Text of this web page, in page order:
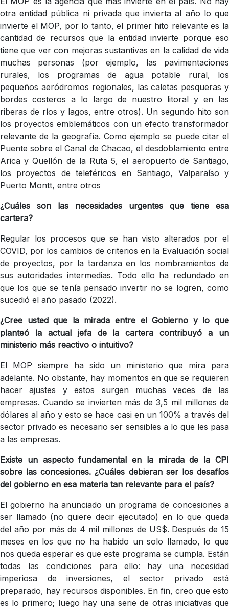
otra entidad pública ni privada que invierta al año lo que
invierte el MOP, por lo tanto, el primer hito relevante es la
cantidad de recursos que la entidad invierte porque eso
tiene que ver con mejoras sustantivas en la calidad de vida
muchas personas (por ejemplo, las pavimentaciones
rurales, los programas de agua potable rural, los
pequeños aeródromos regionales, las caletas pesqueras y
bordes costeros a lo largo de nuestro litoral y en las
riberas de ríos y lagos, entre otros). Un segundo hito son
los proyectos emblemáticos con un efecto transformador
relevante de la geografía. Como ejemplo se puede citar el
Puente sobre el Canal de Chacao, el desdoblamiento entre
Arica y Quellón de la Ruta 5, el aeropuerto de Santiago,
los proyectos de teleféricos en Santiago, Valparaíso y
Puerto Montt, entre otros
¿Cuáles son las necesidades urgentes que tiene esa
cartera?
Regular los procesos que se han visto alterados por el
COVID, por los cambios de criterios en la Evaluación social
de proyectos, por la tardanza en los nombramientos de
sus autoridades intermedias. Todo ello ha redundado en
que los que se tenía pensado invertir no se logren, como
sucedió el año pasado (2022).
¿Cree usted que la mirada entre el Gobierno y lo que
planteó la actual jefa de la cartera contribuyó a un
ministerio más reactivo o intuitivo?
El MOP siempre ha sido un ministerio que mira para
adelante. No obstante, hay momentos en que se requieren
hacer ajustes y estos surgen muchas veces de las
empresas. Cuando se invierten más de 3,5 mil millones de
dólares al año y esto se hace casi en un 100% a través del
sector privado es necesario ser sensibles a lo que les pasa
a las empresas.
Existe un aspecto fundamental en la mirada de la CPI
sobre las concesiones. ¿Cuáles debieran ser los desafíos
del gobierno en esa materia tan relevante para el país?
El gobierno ha anunciado un programa de concesiones a
ser llamado (no quiere decir ejecutado) en lo que queda
del año por más de 4 mil millones de US$. Después de 15
meses en los que no ha habido un solo llamado, lo que
nos queda esperar es que este programa se cumpla. Están
todas las condiciones para ello: hay una necesidad
imperiosa de inversiones, el sector privado está
preparado, hay recursos disponibles. En fin, creo que esto
es lo primero; luego hay una serie de otras iniciativas que